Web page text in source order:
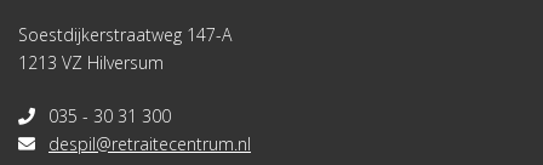
Soestdijkerstraatweg 147-A
1213 VZ Hilversum
035 - 30 31 300
despil@retraitecentrum.nl